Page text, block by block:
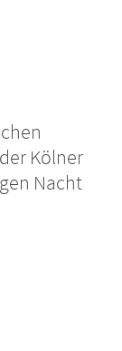
Kölner
Nacht